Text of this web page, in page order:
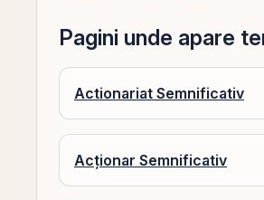
Pagini unde apare
Actionariat Semnificativ
Acționar Semnificativ